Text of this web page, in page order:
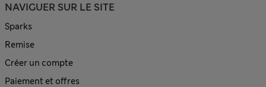
NAVIGUER SUR LE SITE
Sparks
Remise
Créer un compte
Paiement et offres